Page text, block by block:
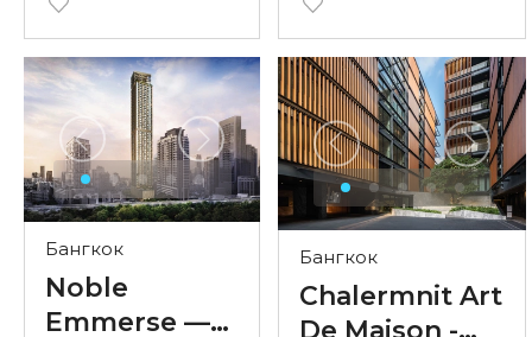
Бангкок
Noble
Emmerse —
Бангкок
Chalermnit Art